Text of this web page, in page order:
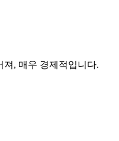
져, 매우 경제적입니다.